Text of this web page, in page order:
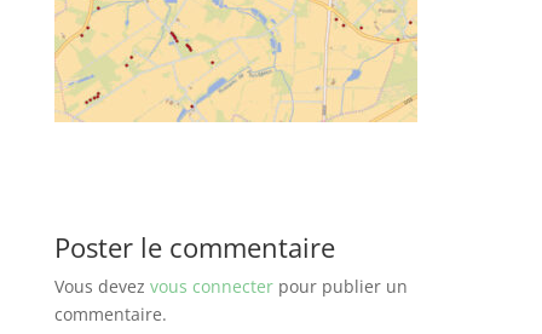
Poster le commentaire
Vous devez vous connecterpour publier un
commentaire.